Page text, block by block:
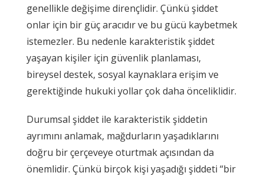
genellikle değişime dirençlidir. Çünkü şiddet
onlar için bir güç aracıdır ve bu gücü kaybetmek
istemezler. Bu nedenle karakteristik şiddet
yaşayan kişiler için güvenlik planlaması,
bireysel destek, sosyal kaynaklara erişim ve
gerektiğinde hukuki yollar çok daha önceliklidir.
Durumsal şiddet ile karakteristik şiddetin
ayrımını anlamak, mağdurların yaşadıklarını
doğru bir çerçeveye oturtmak açısından da
önemlidir. Çünkü birçok kişi yaşadığı şiddeti “bir